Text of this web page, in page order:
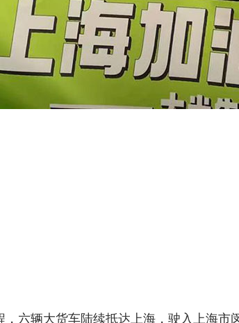
六辆大货车陆续抵达上海，驶入上海市